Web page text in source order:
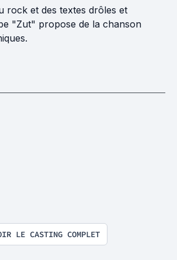
rock et des textes drôles et
"Zut" propose de la chanson
LE CASTING COMPLET